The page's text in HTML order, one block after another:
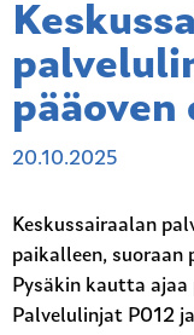
pääoven
20.10.2025
Keskussairaalan
paikalleen, suoraan
Pysäkin kautta
Palvelulinjat P012